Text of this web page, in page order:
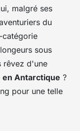
malgré ses
du
catégorie
sous
rêvez d'une
en Antarctique ?
pour une telle